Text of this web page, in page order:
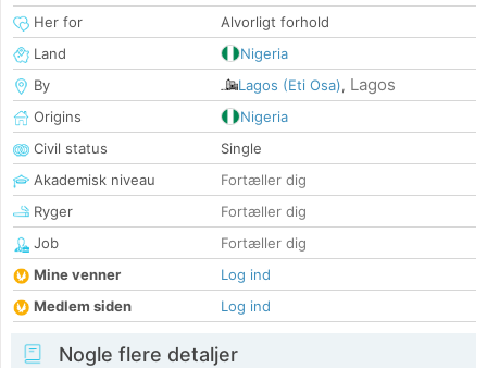
Her for
Alvorligt forhold
Land
Nigeria
By
Lagos (Eti Osa), Lagos
Origins
Nigeria
Civil status
Single
Akademisk niveau
Fortæller dig
Ryger
Fortæller dig
Job
Fortæller dig
Mine venner
Log ind
Medlem siden
Log ind
Nogle flere detaljer